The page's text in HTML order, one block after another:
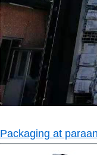
Packaging at